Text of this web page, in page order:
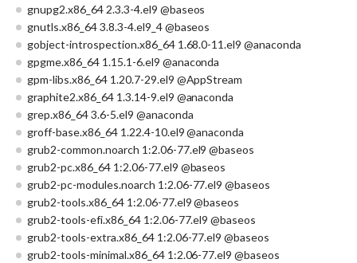
gnupg2.x86_64 2.3.3-4.el9 @baseos
gnutls.x86_64 3.8.3-4.el9_4 @baseos
gobject-introspection.x86_64 1.68.0-11.el9 @anaconda
gpgme.x86_64 1.15.1-6.el9 @anaconda
gpm-libs.x86_64 1.20.7-29.el9 @AppStream
graphite2.x86_64 1.3.14-9.el9 @anaconda
grep.x86_64 3.6-5.el9 @anaconda
groff-base.x86_64 1.22.4-10.el9 @anaconda
grub2-common.noarch 1:2.06-77.el9 @baseos
grub2-pc.x86_64 1:2.06-77.el9 @baseos
grub2-pc-modules.noarch 1:2.06-77.el9 @baseos
grub2-tools.x86_64 1:2.06-77.el9 @baseos
grub2-tools-efi.x86_64 1:2.06-77.el9 @baseos
grub2-tools-extra.x86_64 1:2.06-77.el9 @baseos
grub2-tools-minimal.x86_64 1:2.06-77.el9 @baseos